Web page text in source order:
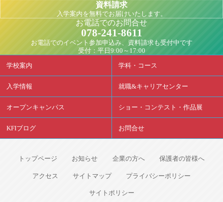
資料請求
入学案内を無料でお届けいたします。
お電話でのお問合せ
078-241-8611
お電話でのイベント参加申込み、資料請求も受付中です
受付：平日9:00～17:00
学校案内 学科・コース
入学情報 就職&キャリアセンター
オープンキャンパス ショー・コンテスト・作品展
KFIブログ お問合せ
トップページ お知らせ 企業の方へ 保護者の皆様へ
アクセス サイトマップ プライバシーポリシー
サイトポリシー